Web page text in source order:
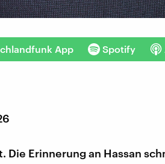
App Spotify
Die Erinnerung an Hassan